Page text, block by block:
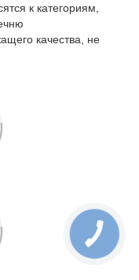
к категориям,
качества, не